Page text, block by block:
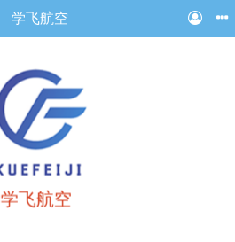
学飞航空
学飞航空